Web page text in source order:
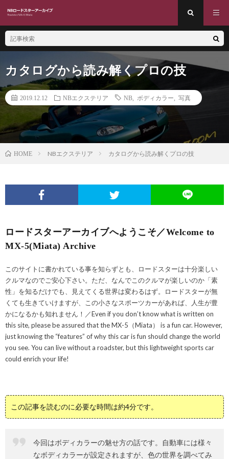
カタログから読み解くプロの技
2019.12.12 NBエクステリア NB ボディカラー 写真
HOME NBエクステリア カタログから読み解くプロの技
ロードスターアーカイブへようこそ／Welcome to
MX-5(Miata) Archive
このサイトに書かれている事を知らずとも、ロードスターは十分楽しい
クルマなのでご安心下さい。ただ、なんでこのクルマが楽しいのか「素
性」を知るだけでも、見えてくる世界は変わるはず。ロードスターが無
くても生きていけますが、この小さなスポーツカーがあれば、人生が豊
かになるかも知れません！／Even if you don’t know what is written on
this site, please be assured that the MX-5（Miata） is a fun car. However,
just knowing the “features” of why this car is fun should change the world
you see. You can live without a roadster, but this lightweight sports car
could enrich your life!
この記事を読むのに必要な時間は約4分です。
今回はボディカラーの魅せ方の話です。自動車には様々
なボディカラーが設定されますが、色の世界を調べてみ